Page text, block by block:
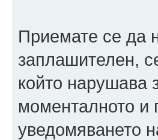
Приемате се да
заплашителен,
който нарушава
моменталното и
уведомяването